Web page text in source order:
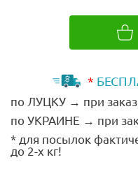
*
по ЛУЦКУ → при
по УКРАИНЕ → при
* для посылок
до 2-х кг!